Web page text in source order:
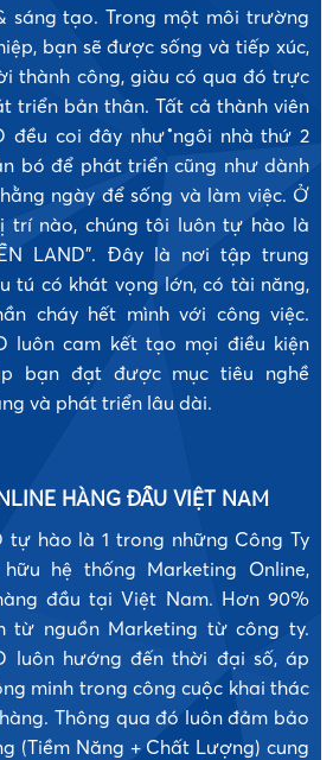
sáng tạo. Trong một môi trường
bạn sẽ được sống và tiếp xúc,
thành công, giàu có qua đó trực
triển bản thân. Tất cả thành viên
đều coi đây như ngôi nhà thứ 2
bó để phát triển cũng như dành
ngày để sống và làm việc. Ở
trí nào, chúng tôi luôn tự hào là
LAND". Đây là nơi tập trung
tú có khát vọng lớn, có tài năng,
cháy hết mình với công việc.
luôn cam kết tạo mọi điều kiện
bạn đạt được mục tiêu nghề
và phát triển lâu dài.
HÀNG ĐẦU VIỆT NAM
tự hào là 1 trong những Công Ty
hệ thống Marketing Online,
đầu tại Việt Nam. Hơn 90%
từ nguồn Marketing từ công ty.
luôn hướng đến thời đại số, áp
minh trong công cuộc khai thác
Thông qua đó luôn đảm bảo
(Tiềm Năng + Chất Lượng) cung